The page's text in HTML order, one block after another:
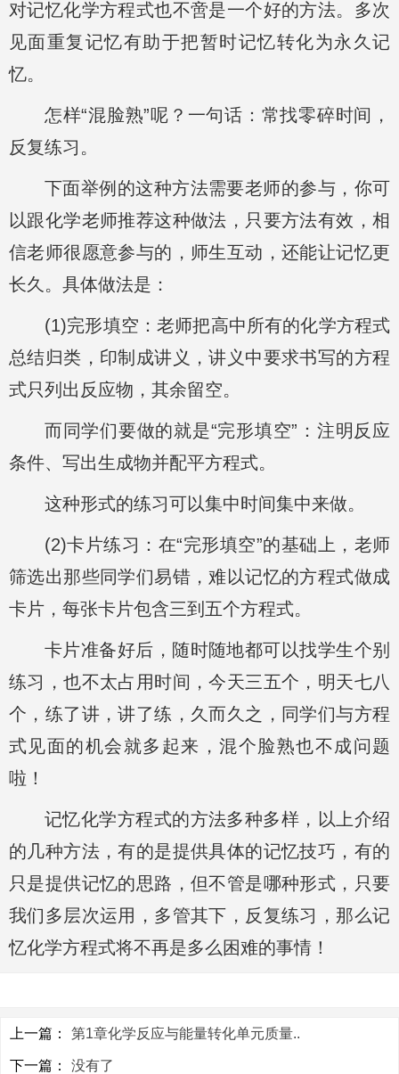
对记忆化学方程式也不啻是一个好的方法。多次
见面重复记忆有助于把暂时记忆转化为永久记
忆。
怎样“混脸熟”呢？一句话：常找零碎时间，
反复练习。
下面举例的这种方法需要老师的参与，你可
以跟化学老师推荐这种做法，只要方法有效，相
信老师很愿意参与的，师生互动，还能让记忆更
长久。具体做法是：
(1)完形填空：老师把高中所有的化学方程式
总结归类，印制成讲义，讲义中要求书写的方程
式只列出反应物，其余留空。
而同学们要做的就是“完形填空”：注明反应
条件、写出生成物并配平方程式。
这种形式的练习可以集中时间集中来做。
(2)卡片练习：在“完形填空”的基础上，老师
筛选出那些同学们易错，难以记忆的方程式做成
卡片，每张卡片包含三到五个方程式。
卡片准备好后，随时随地都可以找学生个别
练习，也不太占用时间，今天三五个，明天七八
个，练了讲，讲了练，久而久之，同学们与方程
式见面的机会就多起来，混个脸熟也不成问题
啦！
记忆化学方程式的方法多种多样，以上介绍
的几种方法，有的是提供具体的记忆技巧，有的
只是提供记忆的思路，但不管是哪种形式，只要
我们多层次运用，多管其下，反复练习，那么记
忆化学方程式将不再是多么困难的事情！
上一篇： 第1章化学反应与能量转化单元质量..
下一篇： 没有了